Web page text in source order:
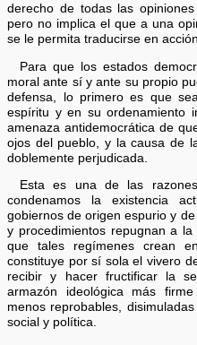
derecho de todas las
pero no implica el que a una
se le permita traducirse en
Para que los estados
moral ante sí y ante su propio
defensa, lo primero es que
espíritu y en su ordenamiento
amenaza antidemocrática de
ojos del pueblo, y la causa de
doblemente perjudicada.
Esta es una de las
condenamos la existencia
gobiernos de origen espurio y
y procedimientos repugnan a
que tales regímenes crean
constituye por sí sola el vivero
recibir y hacer fructificar la
armazón ideológica más
menos reprobables,
social y política.